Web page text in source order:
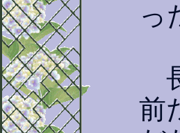
っ
前